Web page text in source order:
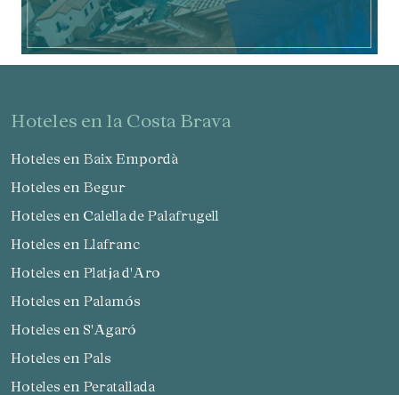
hoteles en la Costa Brava
Hoteles en Baix Empordà
Hoteles en Begur
Hoteles en Calella de Palafrugell
Hoteles en Llafranc
Hoteles en Platja d'Aro
Hoteles en Palamós
Hoteles en S'Agaró
Hoteles en Pals
Hoteles en Peratallada